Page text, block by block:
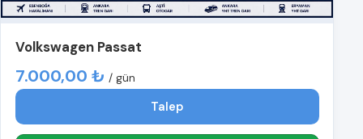
Volkswagen Passat
7.000,00 ₺ / gün
Talep